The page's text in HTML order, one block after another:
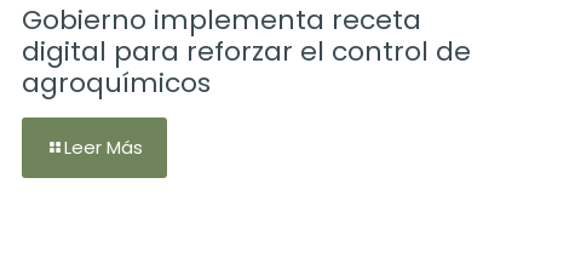
Gobierno implementa receta
digital para reforzar el control de
agroquímicos
Leer Más